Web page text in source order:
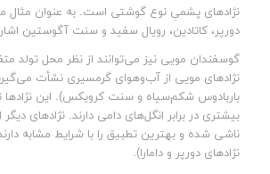
نژادهای پشمیِ نوع گوشتی است. به عنوان مثال
دورپر، کاتادین، رویال سفید و سنت آگوستین
گوسفندان مویی نیز می‌توانند از نظر محل تولد
نژادهای مویی از آب‌وهوای گرمسیری نشأت
باربادوس شکم‌سیاه و سنت کرویکس). این نژادها
بیشتری در برابر انگل‌های دامی دارند. نژادهای
ناشی شده و بهترین تطبیق را با شرایط مشابه
نژادهای دورپر و دامارا).